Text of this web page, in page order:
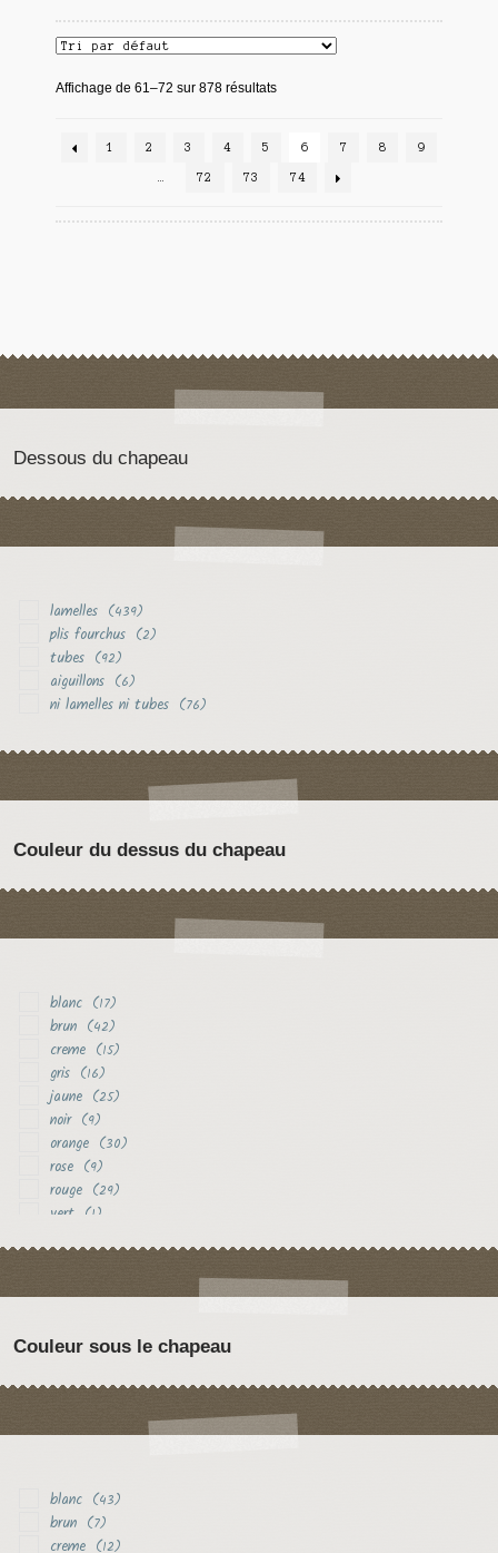
Affichage de 61–72 sur 878 résultats
1 2 3 4 5 6 7 8 9
72 73 74
Dessous du chapeau
lamelles (439)
plis fourchus (2)
tubes (92)
aiguillons (6)
ni lamelles ni tubes (76)
Couleur du dessus du chapeau
blanc (17)
brun (42)
creme (15)
gris (16)
jaune (25)
noir (9)
orange (30)
rose (9)
rouge (29)
vert (1)
Couleur sous le chapeau
blanc (43)
brun (7)
creme (12)